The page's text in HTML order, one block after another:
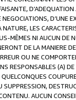
D’UNE
LES
MÊMES NI AUCUN DE
DE LA MANIERE
OU NE
RESPONSABLES (A)
AUCUN